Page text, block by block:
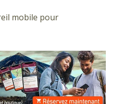
mobile pour